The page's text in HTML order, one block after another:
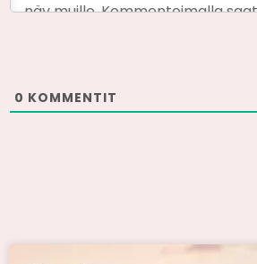
0 KOMMENTIT